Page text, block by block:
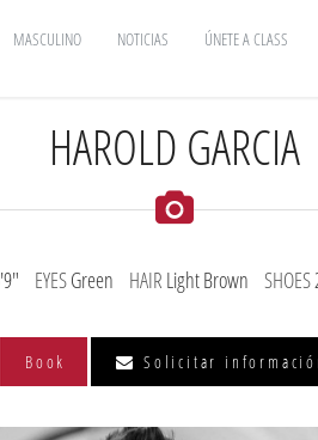
MASCULINO NOTICIAS ÚNETE A CLASS
HAROLD GARCIA
EYESGreen HAIR Light Brown SHOES
Book Solicitar